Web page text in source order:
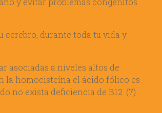
cerebro, durante toda tu vida y
asociadas a niveles altos de
la homocisteína el ácido fólico es
no exista deficiencia de B12. (7)